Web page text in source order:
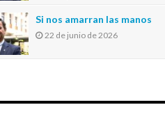
Si nos amarran las manos
22 de junio de 2026